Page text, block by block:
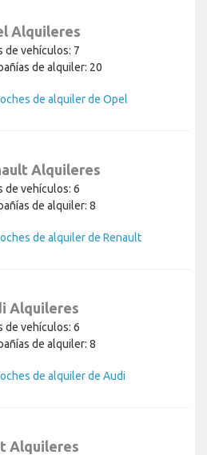
Alquileres
de vehículos: 7
de alquiler: 20
de alquiler de Opel
Alquileres
de vehículos: 6
de alquiler: 8
de alquiler de Renault
Alquileres
de vehículos: 6
de alquiler: 8
de alquiler de Audi
Alquileres